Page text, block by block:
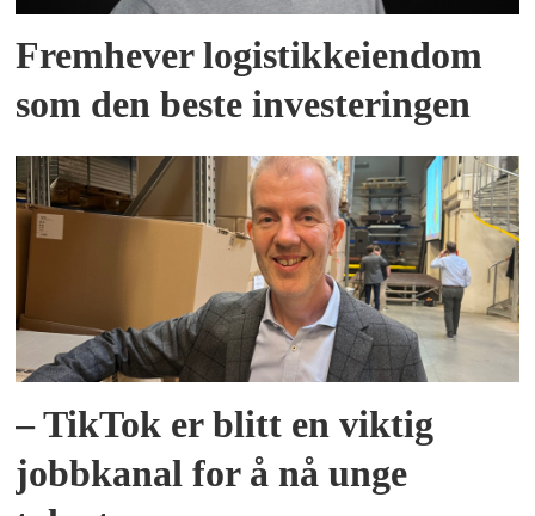
Fremhever logistikkeiendom
som den beste investeringen
– TikTok er blitt en viktig
jobbkanal for å nå unge